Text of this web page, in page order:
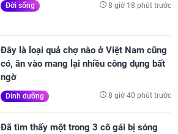
Đời sống 8 giờ 18 phút trước
Đây là loại quả chợ nào ở Việt Nam cũng
có, ăn vào mang lại nhiều công dụng bất
ngờ
Dinh dưỡng 8 giờ 40 phút trước
Đã tìm thấy một trong 3 cô gái bị sóng